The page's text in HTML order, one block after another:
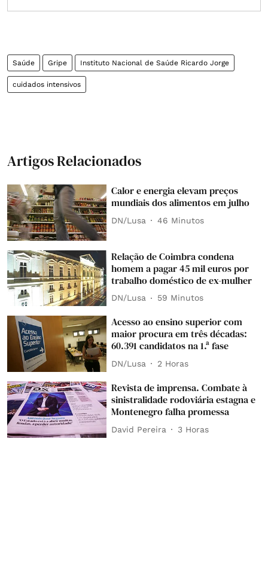
Saúde Gripe Instituto Nacional de Saúde Ricardo Jorge
cuidados intensivos
Artigos Relacionados
Calor e energia elevam preços
mundiais dos alimentos em julho
DN/Lusa 46 Minutos
Relação de Coimbra condena
homem a pagar 45 mil euros por
trabalho doméstico de ex-mulher
DN/Lusa 59 Minutos
Acesso ao ensino superior com
maior procura em três décadas:
60.391 candidatos na 1.ª fase
DN/Lusa 2 Horas
Revista de imprensa. Combate à
sinistralidade rodoviária estagna e
Montenegro falha promessa
David Pereira 3 Horas